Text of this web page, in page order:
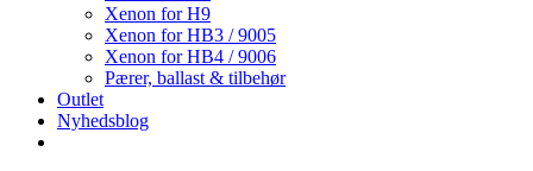
Xenon for H9
Xenon for HB3 / 9005
Xenon for HB4 / 9006
Pærer, ballast & tilbehør
Outlet
Nyhedsblog